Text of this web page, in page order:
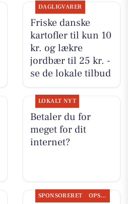
DAGLIGVARER
Friske danske
kartofler til kun 10
kr. og lækre
jordbær til 25 kr. -
se de lokale tilbud
LOKALT NYT
Betaler du for
meget for dit
internet?
SPONSORERET OPSLAGSTAVLEN